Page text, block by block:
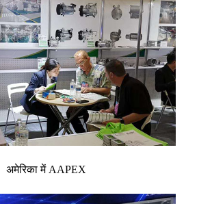
अमेरिका में AAPEX